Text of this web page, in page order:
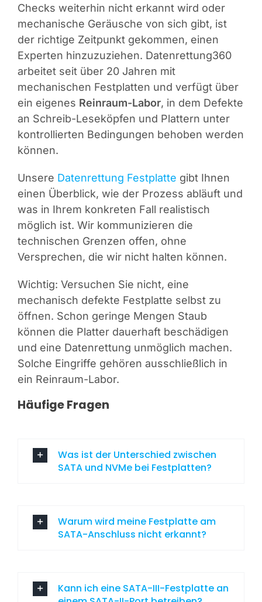
Checks weiterhin nicht erkannt wird oder
mechanische Geräusche von sich gibt, ist
der richtige Zeitpunkt gekommen, einen
Experten hinzuzuziehen. Datenrettung360
arbeitet seit über 20 Jahren mit
mechanischen Festplatten und verfügt über
ein eigenes Reinraum-Labor, in dem Defekte
an Schreib-Leseköpfen und Plattern unter
kontrollierten Bedingungen behoben werden
können.
Unsere Datenrettung Festplatte gibt Ihnen
einen Überblick, wie der Prozess abläuft und
was in Ihrem konkreten Fall realistisch
möglich ist. Wir kommunizieren die
technischen Grenzen offen, ohne
Versprechen, die wir nicht halten können.
Wichtig: Versuchen Sie nicht, eine
mechanisch defekte Festplatte selbst zu
öffnen. Schon geringe Mengen Staub
können die Platter dauerhaft beschädigen
und eine Datenrettung unmöglich machen.
Solche Eingriffe gehören ausschließlich in
ein Reinraum-Labor.
Häufige Fragen
Was ist der Unterschied zwischen
SATA und NVMe bei Festplatten?
Warum wird meine Festplatte am
SATA-Anschluss nicht erkannt?
Kann ich eine SATA-III-Festplatte an